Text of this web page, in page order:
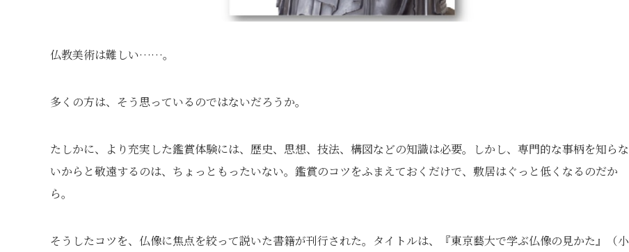
仏教美術は難しい……。
多くの方は、そう思っているのではないだろうか。
たしかに、より充実した鑑賞体験には、歴史、思想、技法、構図などの知識は必要。しかし、専門的な事柄を知らな
いからと敬遠するのは、ちょっともったいない。鑑賞のコツをふまえておくだけで、敷居はぐっと低くなるのだか
ら。
そうしたコツを、仏像に焦点を絞って説いた書籍が刊行された。タイトルは、『東京藝大で学ぶ仏像の見かた』（小